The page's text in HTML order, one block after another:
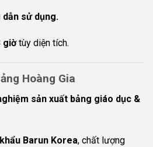
sử dụng.
giờtùy diện tích.
Hoàng Gia
sản xuất bảng giáo dục &
Barun Korea, chất lượng